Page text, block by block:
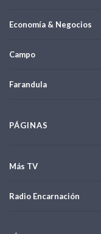
Economía & Negocios
Campo
Farandula
PÁGINAS
Más TV
Radio Encarnación